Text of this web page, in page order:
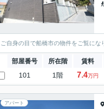
ご自身の目で船橋市の物件をご覧にな
部屋番号 所在階 賃料
101 1階 7.4万円
アパート